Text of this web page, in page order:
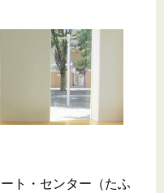
ト・センター（たふ